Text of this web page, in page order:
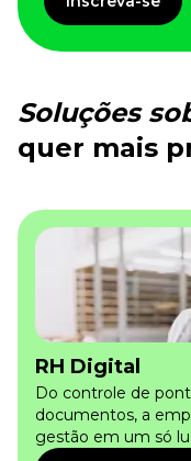
E-book
Aprofunde seu
Ferramentas e
Infográfico
Conteúdo prático
Kits
Lives
Newsletters
Soluções
quer mais
RH Digital
Do controle de
documentos, a
gestão em um só